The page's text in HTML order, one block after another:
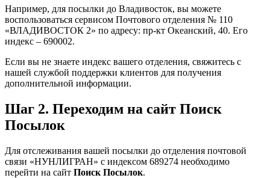
Например, для посылки до Владивосток, вы можете
воспользоваться сервисом Почтового отделения № 110
«ВЛАДИВОСТОК 2» по адресу: пр-кт Океанский, 40. Его
индекс – 690002.
Если вы не знаете индекс вашего отделения, свяжитесь с
нашей службой поддержки клиентов для получения
дополнительной информации.
Шаг 2. Переходим на сайт Поиск
Посылок
Для отслеживания вашей посылки до отделения почтовой
связи «НУНЛИГРАН» с индексом 689274 необходимо
перейти на сайт Поиск Посылок.